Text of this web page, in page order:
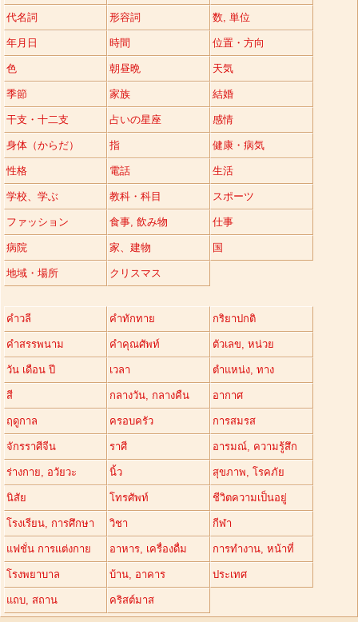
代名詞 形容詞 数, 単位
年月日 時間 位置・方向
色 朝昼晩 天気
季節 家族 結婚
干支・十二支 占いの星座 感情
身体（からだ） 指 健康・病気
性格 電話 生活
学校、学ぶ 教科・科目 スポーツ
ファッション 食事, 飲み物 仕事
病院 家、建物 国
地域・場所 クリスマス
คำวลี คำทักทาย กริยาปกติ
คำสรรพนาม คำคุณศัพท์ ตัวเลข, หน่วย
วัน เดือน ปี เวลา ตำแหน่ง, ทาง
สี กลางวัน, กลางคืน อากาศ
ฤดูกาล ครอบครัว การสมรส
จักรราศีจีน ราศี อารมณ์, ความรู้สึก
ร่างกาย, อวัยวะ นิ้ว สุขภาพ, โรคภัย
นิสัย โทรศัพท์ ชีวิตความเป็นอยู่
โรงเรียน, การศึกษา วิชา กีฬา
แฟชั่น การแต่งกาย อาหาร, เครื่องดื่ม การทำงาน, หน้าที่
โรงพยาบาล บ้าน, อาคาร ประเทศ
แถบ, สถาน คริสต์มาส